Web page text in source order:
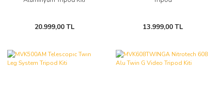
20.999,00 TL 13.999,00 TL